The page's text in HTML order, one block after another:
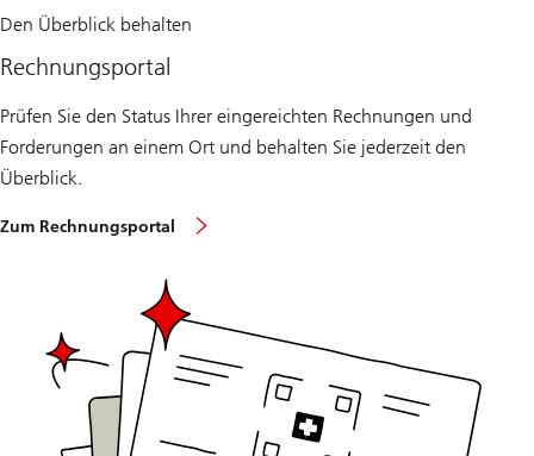
Den Überblick behalten
Rechnungsportal
Prüfen Sie den Status Ihrer eingereichten Rechnungen und
Forderungen an einem Ort und behalten Sie jederzeit den
Überblick.
Zum Rechnungsportal